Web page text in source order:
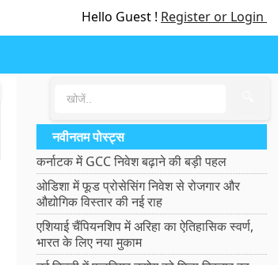
Hello Guest ! Register or Login
नवीनतम पोस्ट्स
कर्नाटक में GCC निवेश बढ़ाने की बड़ी पहल
ओडिशा में फूड प्रोसेसिंग निवेश से रोजगार और
औद्योगिक विस्तार की नई राह
एशियाई चैंपियनशिप में अरिहा का ऐतिहासिक स्वर्ण,
भारत के लिए नया मुकाम